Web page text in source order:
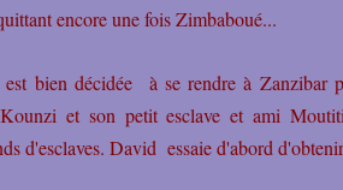
encore une fois Zimbaboué...
est bien décidée à se rendre à Zanzibar
et son petit esclave et ami
d'esclaves. David essaie d'abord